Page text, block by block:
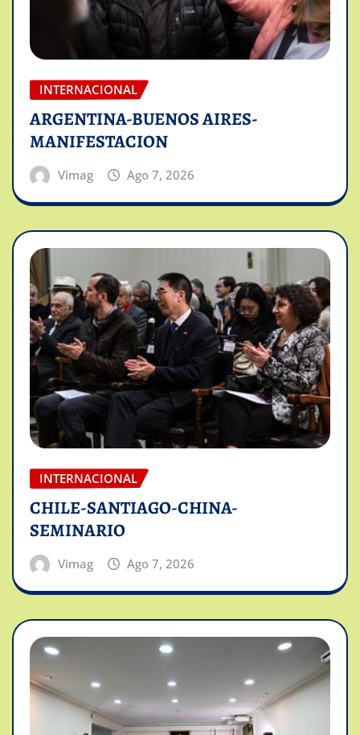
INTERNACIONAL
ARGENTINA-BUENOS AIRES-
MANIFESTACION
Vimag Ago 7, 2026
INTERNACIONAL
CHILE-SANTIAGO-CHINA-
SEMINARIO
Vimag Ago 7, 2026